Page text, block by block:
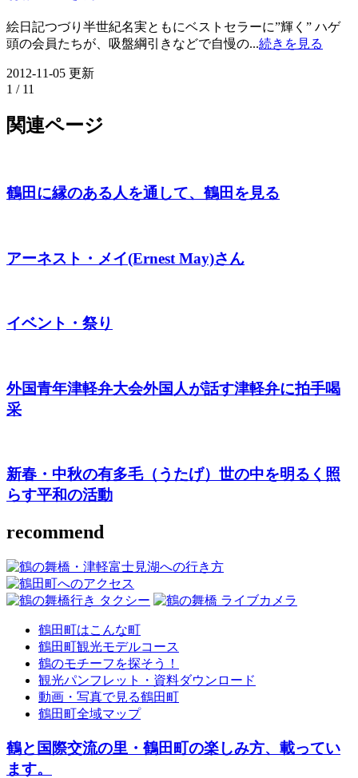
絵日記つづり半世紀名実ともにベストセラーに”輝く” ハゲ
頭の会員たちが、吸盤綱引きなどで自慢の...続きを見る
2012-11-05 更新
1 / 11
関連ページ
鶴田に縁のある人を通して、鶴田を見る
アーネスト・メイ(Ernest May)さん
イベント・祭り
外国青年津軽弁大会外国人が話す津軽弁に拍手喝
采
新春・中秋の有多毛（うたげ） 世の中を明るく照
らす平和の活動
recommend
鶴田町はこんな町
鶴田町観光モデルコース
鶴のモチーフを探そう！
観光パンフレット・資料ダウンロード
動画・写真で見る鶴田町
鶴田町全域マップ
鶴と国際交流の里・鶴田町の楽しみ方、載ってい
ます。